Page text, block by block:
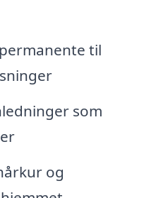
til
som
og